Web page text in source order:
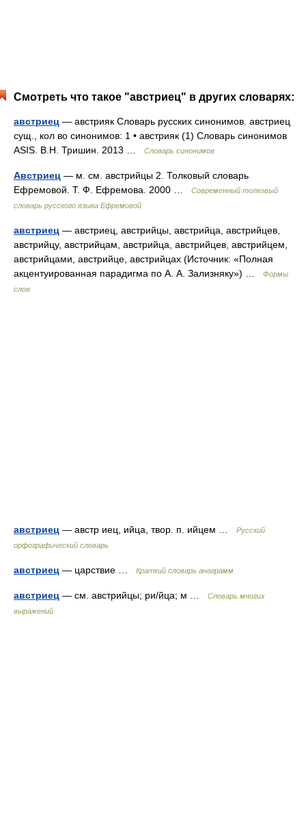
Смотреть что такое "австриец" в других словарях:
австриец — австрияк Словарь русских синонимов. австриец
сущ., кол во синонимов: 1 • австрияк (1) Словарь синонимов
ASIS. В.Н. Тришин. 2013 …
Словарь синонимов
Австриец — м. см. австрийцы 2. Толковый словарь
Ефремовой. Т. Ф. Ефремова. 2000 …
Современный толковый
словарь русского языка Ефремовой
австриец — австриец, австрийцы, австрийца, австрийцев,
австрийцу, австрийцам, австрийца, австрийцев, австрийцем,
австрийцами, австрийце, австрийцах (Источник: «Полная
акцентуированная парадигма по А. А. Зализняку») …
Формы
слов
австриец — австр иец, ийца, твор. п. ийцем …
Русский
орфографический словарь
австриец — царствие … Краткий словарь анаграмм
австриец — см. австрийцы; ри/йца; м …
Словарь многих
выражений